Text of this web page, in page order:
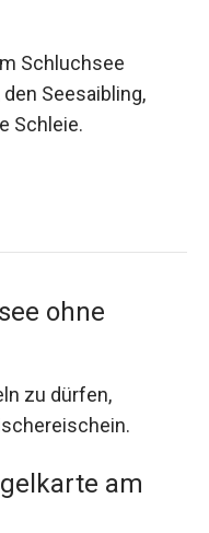
Schluchsee
Seesaibling,
Schleie.
ohne
zu dürfen,
am